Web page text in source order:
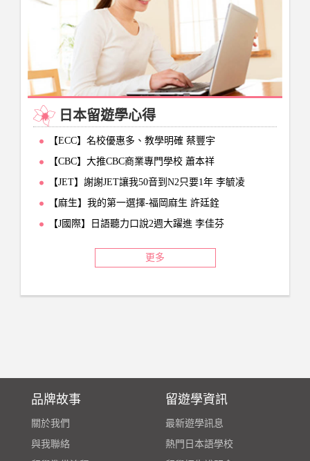
日本留遊學心得
【ECC】名校優惠多、教學明確 蔡豐宇
【CBC】大推CBC商業專門學校 蕭本祥
【JET】謝謝JET讓我50音到N2只要1年 李毓凌
【麻生】我的第一選擇-福岡麻生 許廷銓
【J國際】日語聽力口說2週大躍進 李佳芬
更多
品牌故事
關於我們
與我聯絡
留遊學資訊
最新遊學訊息
熱門日本語學校